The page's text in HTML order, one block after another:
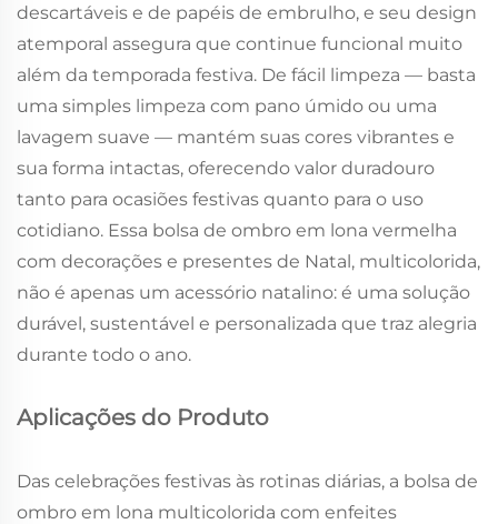
descartáveis e de papéis de embrulho, e seu design
atemporal assegura que continue funcional muito
além da temporada festiva. De fácil limpeza — basta
uma simples limpeza com pano úmido ou uma
lavagem suave — mantém suas cores vibrantes e
sua forma intactas, oferecendo valor duradouro
tanto para ocasiões festivas quanto para o uso
cotidiano. Essa bolsa de ombro em lona vermelha
com decorações e presentes de Natal, multicolorida,
não é apenas um acessório natalino: é uma solução
durável, sustentável e personalizada que traz alegria
durante todo o ano.
Aplicações do Produto
Das celebrações festivas às rotinas diárias, a bolsa de
ombro em lona multicolorida com enfeites